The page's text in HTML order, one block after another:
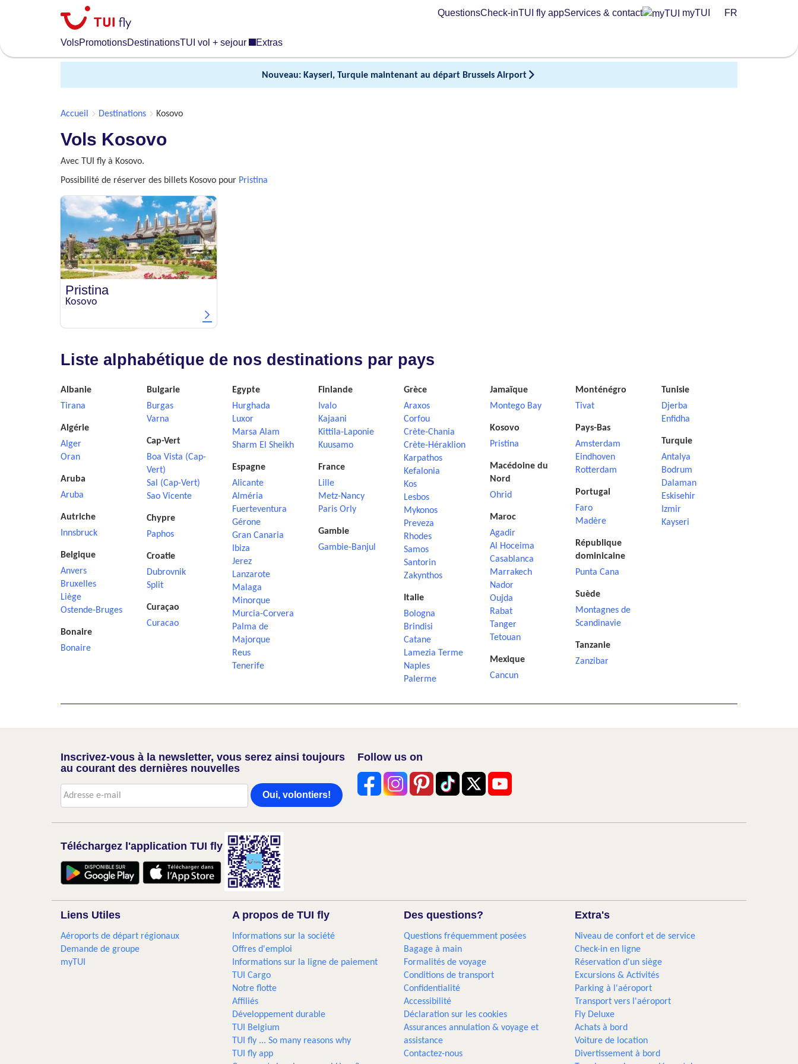
content
VolsPromotionsDestinationsTUI vol + sejour Extras
QuestionsCheck-inTUI fly appServices & contact myTUI FR
Nouveau: Kayseri, Turquie maintenant au départ Brussels Airport
Accueil Destinations Kosovo
Vols Kosovo
Avec TUI fly à Kosovo.
Possibilité de réserver des billets Kosovo pour Pristina
Pristina
Kosovo
Liste alphabétique de nos destinations par pays
Albanie
Tirana
Algérie
Alger
Oran
Aruba
Aruba
Autriche
Innsbruck
Belgique
Anvers
Bruxelles
Liège
Ostende-Bruges
Bonaire
Bonaire
Bulgarie
Burgas
Varna
Cap-Vert
Boa Vista (Cap-
Vert)
Sal (Cap-Vert)
Sao Vicente
Chypre
Paphos
Croatie
Dubrovnik
Split
Curaçao
Curacao
Egypte
Hurghada
Luxor
Marsa Alam
Sharm El Sheikh
Espagne
Alicante
Alméria
Fuerteventura
Gérone
Gran Canaria
Ibiza
Jerez
Lanzarote
Malaga
Minorque
Murcia-Corvera
Palma de
Majorque
Reus
Tenerife
Finlande
Ivalo
Kajaani
Kittila-Laponie
Kuusamo
France
Lille
Metz-Nancy
Paris Orly
Gambie
Gambie-Banjul
Grèce
Araxos
Corfou
Crète-Chania
Crète-Héraklion
Karpathos
Kefalonia
Kos
Lesbos
Mykonos
Preveza
Rhodes
Samos
Santorin
Zakynthos
Italie
Bologna
Brindisi
Catane
Lamezia Terme
Naples
Palerme
Jamaïque
Montego Bay
Kosovo
Pristina
Macédoine du
Nord
Ohrid
Maroc
Agadir
Al Hoceima
Casablanca
Marrakech
Nador
Oujda
Rabat
Tanger
Tetouan
Mexique
Cancun
Monténégro
Tivat
Pays-Bas
Amsterdam
Eindhoven
Rotterdam
Portugal
Faro
Madère
République
dominicaine
Punta Cana
Suède
Montagnes de
Scandinavie
Tanzanie
Zanzibar
Tunisie
Djerba
Enfidha
Turquie
Antalya
Bodrum
Dalaman
Eskisehir
Izmir
Kayseri
Inscrivez-vous à la newsletter, vous serez ainsi toujours
au courant des dernières nouvelles
Oui, volontiers!
Follow us on
Téléchargez l'application TUI fly
Liens Utiles
Aéroports de départ régionaux
Demande de groupe
myTUI
A propos de TUI fly
Informations sur la société
Offres d'emploi
Informations sur la ligne de paiement
TUI Cargo
Notre flotte
Affiliés
Développement durable
TUI Belgium
TUI fly ... So many reasons why
TUI fly app
Des questions?
Questions fréquemment posées
Bagage à main
Formalités de voyage
Conditions de transport
Confidentialité
Accessibilité
Déclaration sur les cookies
Assurances annulation & voyage et
assistance
Contactez-nous
Extra's
Niveau de confort et de service
Check-in en ligne
Réservation d'un siège
Excursions & Activités​
Parking à l'aéroport
Transport vers l'aéroport
Fly Deluxe
Achats à bord
Voiture de location
Divertissement à bord